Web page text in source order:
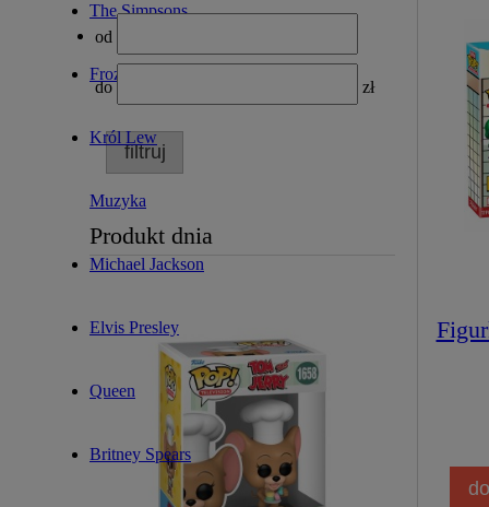
The Simpsons
Frozen
Król Lew
Muzyka
Michael Jackson
Elvis Presley
Queen
Britney Spears
od
do zł
filtruj
Produkt dnia